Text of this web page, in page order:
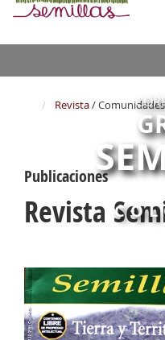
Revista/
Publicaciones
Revista